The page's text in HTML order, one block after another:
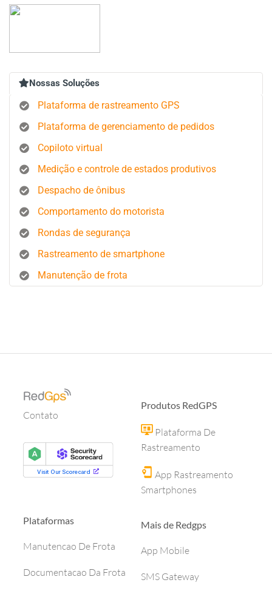
Nossas Soluções
Plataforma de rastreamento GPS
Plataforma de gerenciamento de pedidos
Copiloto virtual
Medição e controle de estados produtivos
Despacho de ônibus
Comportamento do motorista
Rondas de segurança
Rastreamento de smartphone
Manutenção de frota
Contato
Plataformas
Manutencao De Frota
Documentacao Da Frota
Produtos RedGPS
Plataforma De
Rastreamento
App Rastreamento
Smartphones
Mais de Redgps
App Mobile
SMS Gateway